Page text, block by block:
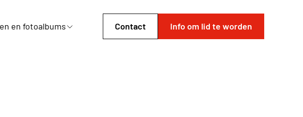
en fotoalbums Contact Info om lid te worden